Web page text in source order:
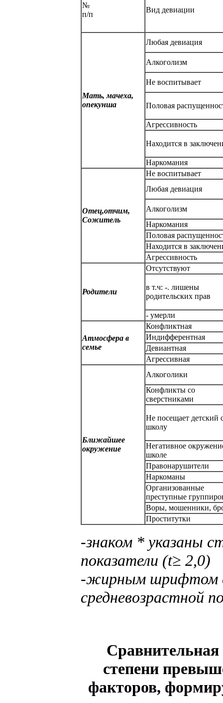
№
п/п
Вид девиации
Мать, мачеха,
опекунша
Любая девиация
Алкоголизм
Не воспитывает
Половая
Агрессивность
Находится в
Наркомания
Отец,отчим,
Сожитель
Не воспитывает
Любая девиация
Алкоголизм
Наркомания
Половая
Находится в
Агрессивность
Родители
Отсутствуют
в т.ч: -. лишены
родительских прав
- умерли
Атмосфера в
семье
Конфликтная
Индифферентная
Девиантная
Агрессивная
Ближайшее
окружение
Алкоголики
Конфликты со
сверстниками
Не посещает детский
школу
Негативное
школе
Правонарушители
Наркоманы
Организованные
преступные
Воры, мошенники,
Проститутки
-знаком * указаны
показатели (t≥ 2,0)
-жирным шрифтом
средневозрастной
степени
факторов,